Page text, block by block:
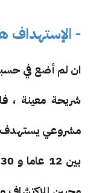
- الإستهداف
ان لم أضع في
شريحة معينة ،
مشروعي يستهدف